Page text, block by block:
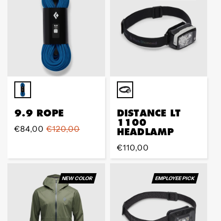
9.9 ROPE
Sale
€84,00
Regular €120,00
DISTANCE LT
1100
HEADLAMP
Regular
Preis
€110,00
NEW COLOR EMPLOYEE PICK